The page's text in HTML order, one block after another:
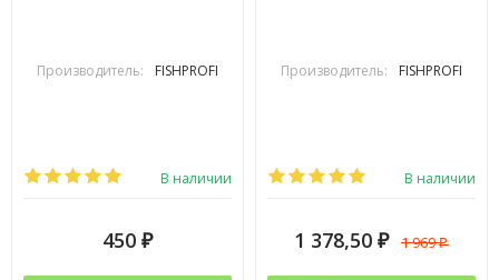
Производитель: FISHPROFI
В наличии
450 ₽
Производитель: FISHPROFI
В наличии
1 378,50 ₽ 1 969₽